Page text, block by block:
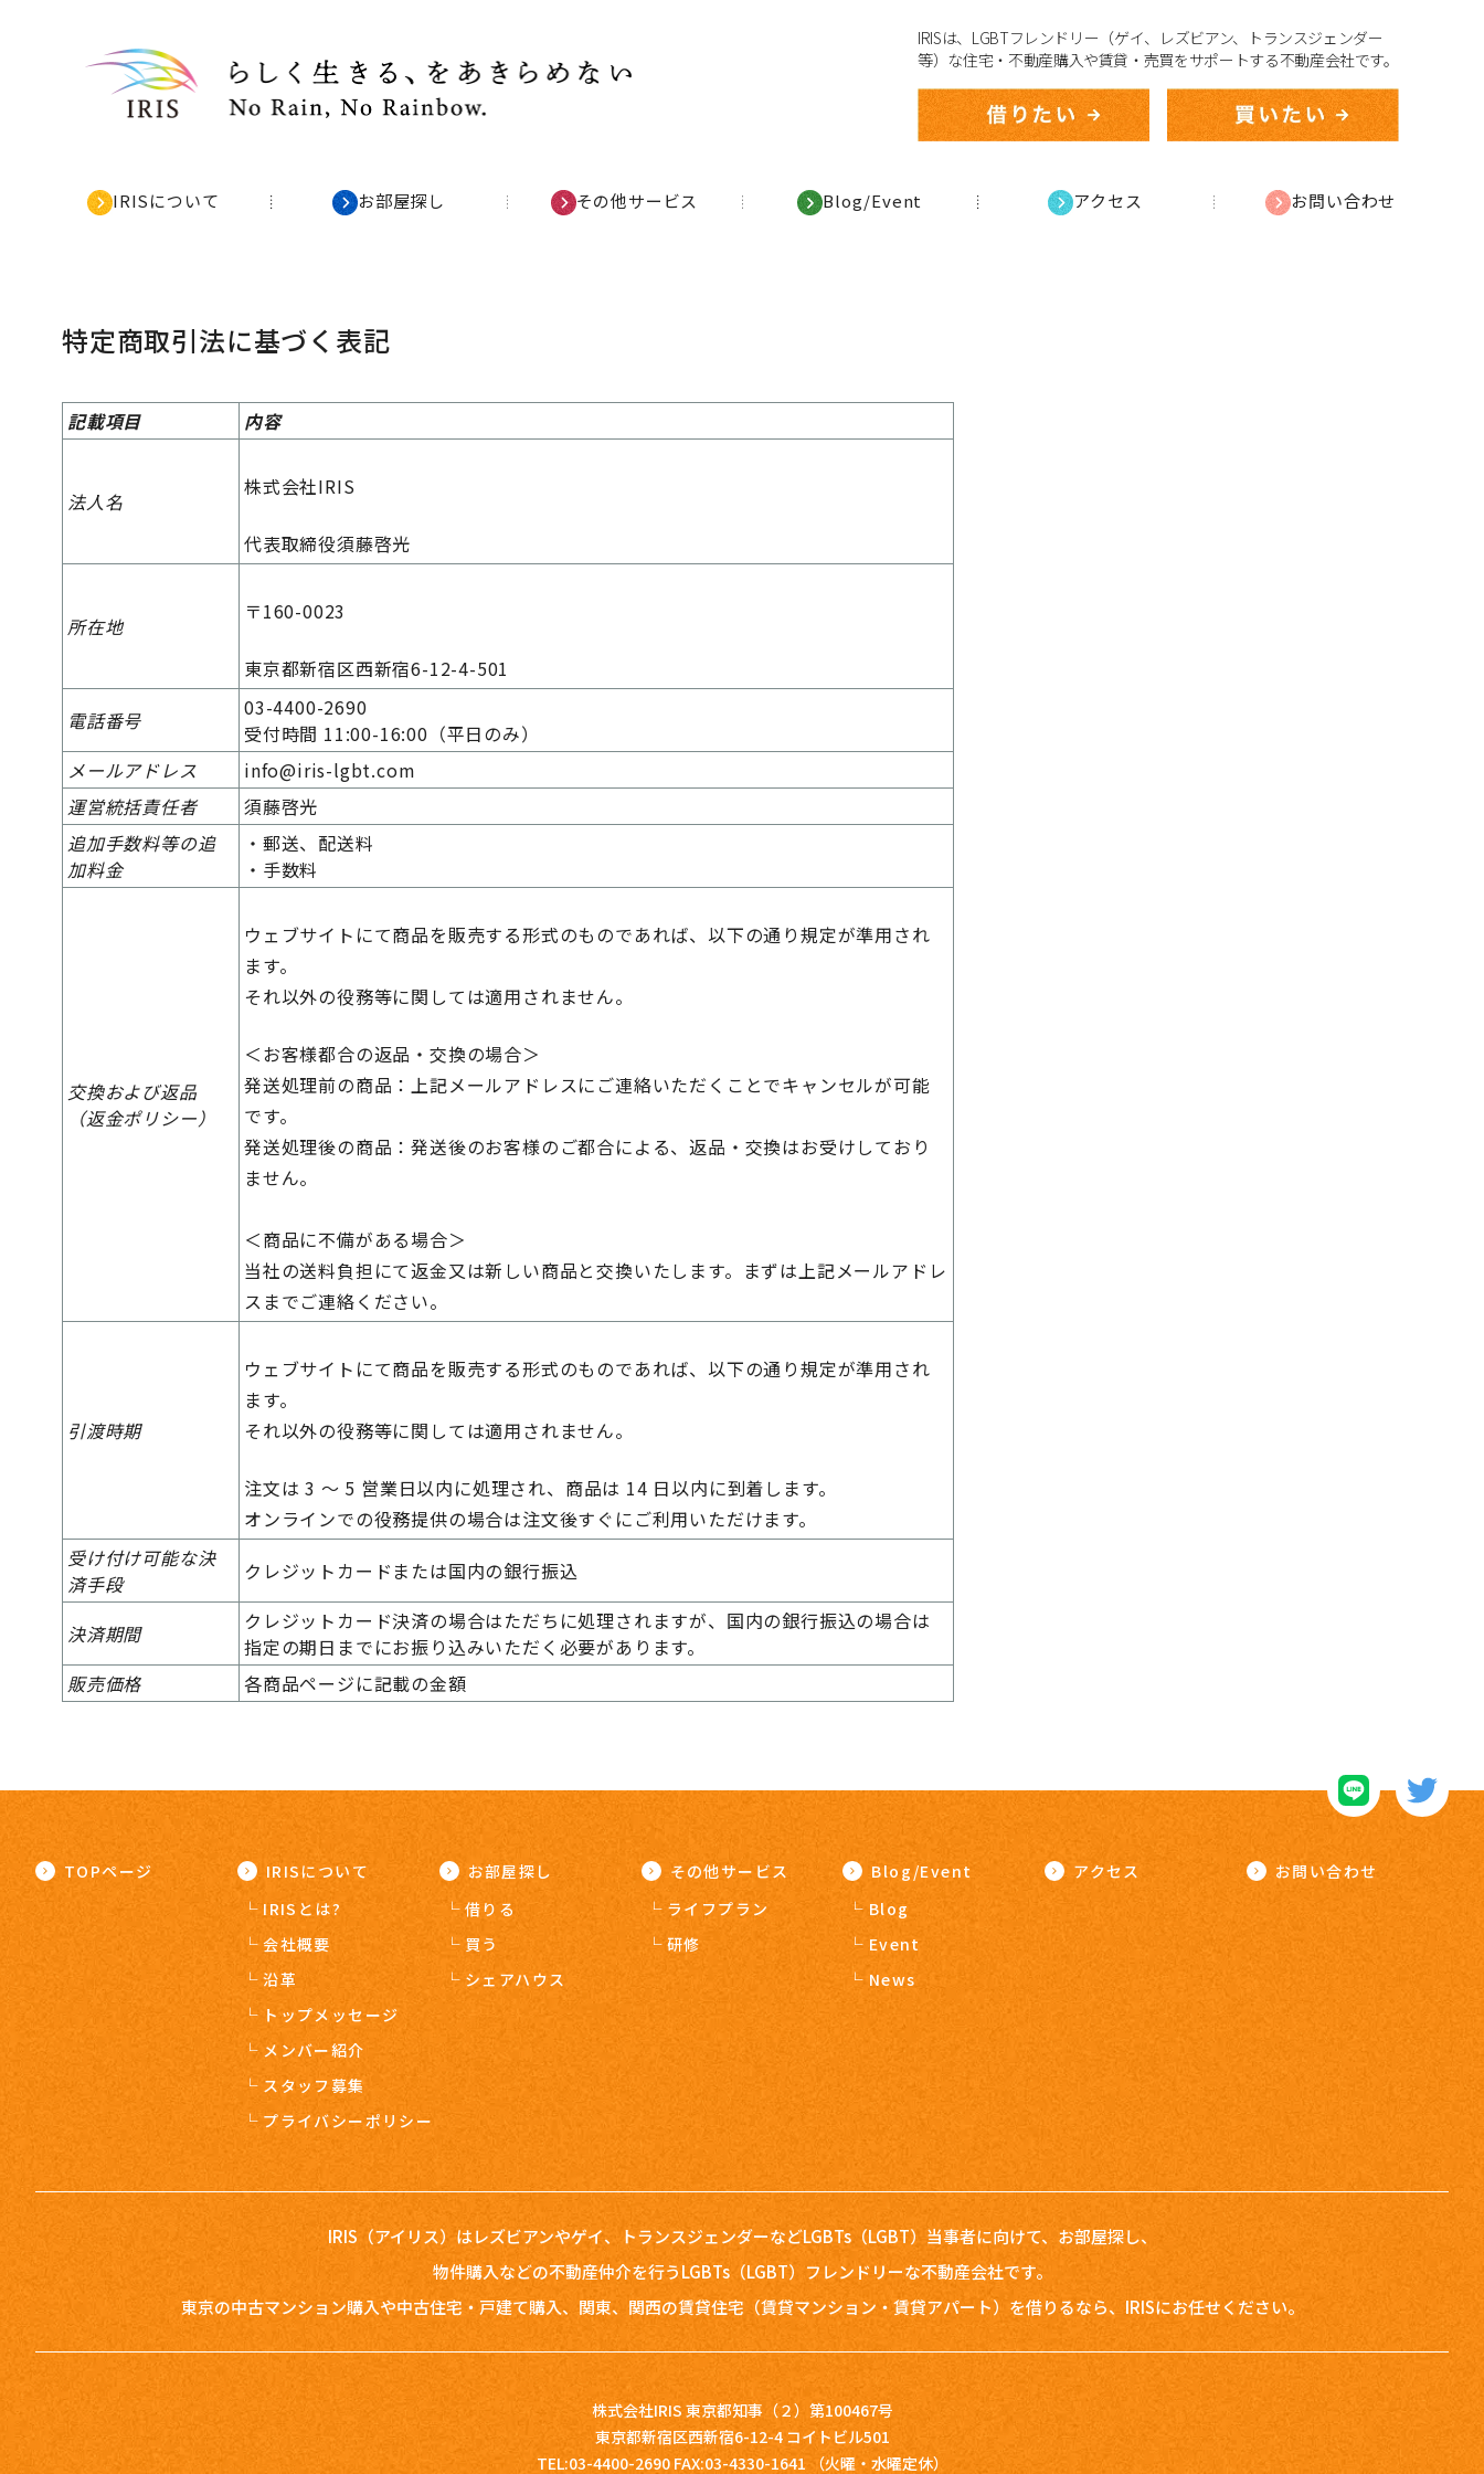
IRISは、LGBTフレンドリー（ゲイ、レズビアン、トランスジェンダー
等）な住宅・不動産購入や賃貸・売買をサポートする不動産会社です。
IRISについて お部屋探し その他サービス Blog/Event アクセス お問い合わせ
特定商取引法に基づく表記
記載項目 内容
法人名
株式会社IRIS
代表取締役須藤啓光
所在地
〒160-0023
東京都新宿区西新宿6-12-4-501
電話番号
03-4400-2690
受付時間 11:00-16:00（平日のみ）
メールアドレス
info@iris-lgbt.com
運営統括責任者
須藤啓光
追加手数料等の追
加料金
・郵送、配送料
・手数料
交換および返品
（返金ポリシー）
ウェブサイトにて商品を販売する形式のものであれば、以下の通り規定が準用され
ます。
それ以外の役務等に関しては適用されません。
＜お客様都合の返品・交換の場合＞
発送処理前の商品：上記メールアドレスにご連絡いただくことでキャンセルが可能
です。
発送処理後の商品：発送後のお客様のご都合による、返品・交換はお受けしており
ません。
＜商品に不備がある場合＞
当社の送料負担にて返金又は新しい商品と交換いたします。まずは上記メールアドレ
スまでご連絡ください。
引渡時期
ウェブサイトにて商品を販売する形式のものであれば、以下の通り規定が準用され
ます。
それ以外の役務等に関しては適用されません。
注文は 3 ～ 5 営業日以内に処理され、商品は 14 日以内に到着します。
オンラインでの役務提供の場合は注文後すぐにご利用いただけます。
受け付け可能な決
済手段
クレジットカードまたは国内の銀行振込
決済期間
クレジットカード決済の場合はただちに処理されますが、国内の銀行振込の場合は
指定の期日までにお振り込みいただく必要があります。
販売価格
各商品ページに記載の金額
TOPページ
IRISについて
IRISとは?
会社概要
沿革
トップメッセージ
メンバー紹介
スタッフ募集
プライバシーポリシー
お部屋探し
借りる
買う
シェアハウス
その他サービス
ライフプラン
研修
Blog/Event
Blog
Event
News
アクセス お問い合わせ
IRIS（アイリス）はレズビアンやゲイ、トランスジェンダーなどLGBTs（LGBT）当事者に向けて、お部屋探し、
物件購入などの不動産仲介を行うLGBTs（LGBT）フレンドリーな不動産会社です。
東京の中古マンション購入や中古住宅・戸建て購入、関東、関西の賃貸住宅（賃貸マンション・賃貸アパート）を借りるなら、IRISにお任せください。
株式会社IRIS 東京都知事（２）第100467号
東京都新宿区西新宿6-12-4 コイトビル501
TEL:03-4400-2690 FAX:03-4330-1641 （火曜・水曜定休）